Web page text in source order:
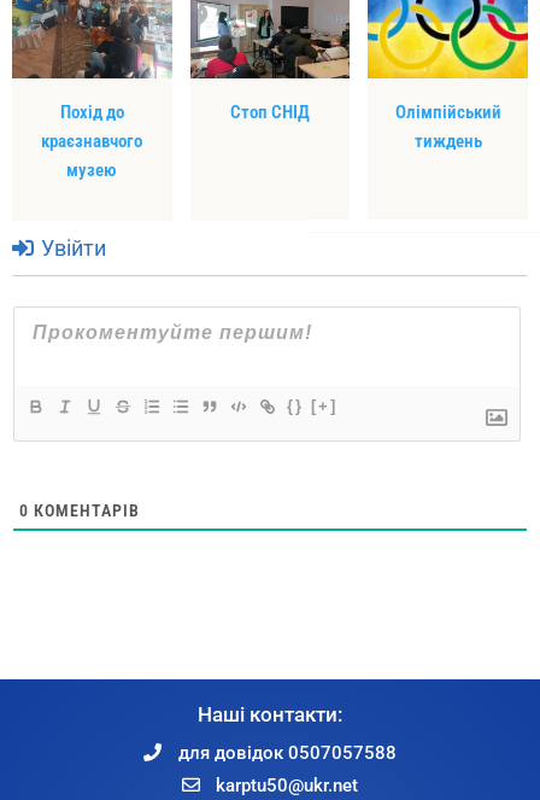
Похід до
краєзнавчого
музею
Стоп СНІД
Олімпійський
тиждень
Увійти
{} [+]
0 КОМЕНТАРІВ
Наші контакти:
для довідок 0507057588
karptu50@ukr.net